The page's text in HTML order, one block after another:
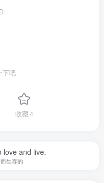
下吧
收藏4
love and live.
生存的